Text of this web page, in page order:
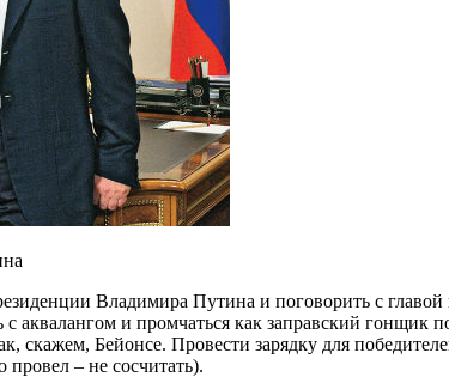
Владимира Путина и поговорить с
аквалангом и промчаться как заправский
скажем, Бейонсе. Провести зарядку для
провел – не сосчитать).